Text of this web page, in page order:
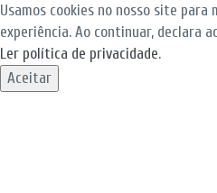
Usamos cookies no nosso site para
experiência. Ao continuar, declara
Ler política de privacidade.
Aceitar